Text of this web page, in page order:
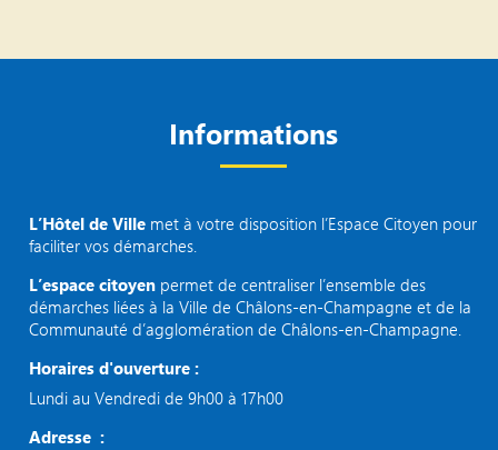
Informations
L’Hôtel de Ville met à votre disposition l’Espace Citoyen pour
faciliter vos démarches.
L’espace citoyen permet de centraliser l’ensemble des
démarches liées à la Ville de Châlons-en-Champagne et de la
Communauté d’agglomération de Châlons-en-Champagne.
Horaires d'ouverture :
Lundi au Vendredi de 9h00 à 17h00
Adresse :